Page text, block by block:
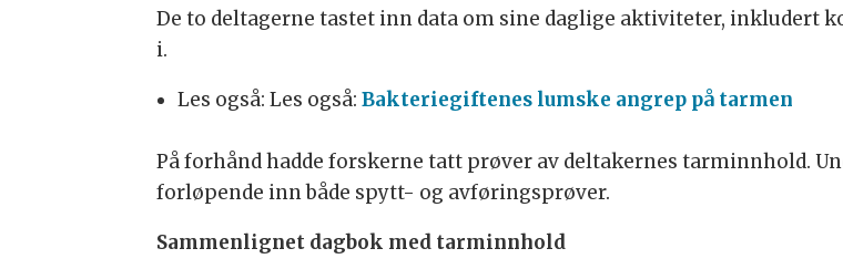
De to deltagerne tastet inn data om sine daglige aktiviteter, inkludert
i.
Les også: Les også: Bakteriegiftenes lumske angrep på tarmen
På forhånd hadde forskerne tatt prøver av deltakernes tarminnhold.
forløpende inn både spytt- og avføringsprøver.
Sammenlignet dagbok med tarminnhold